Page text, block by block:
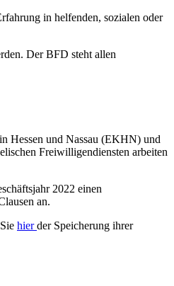
in helfenden, sozialen oder
Der BFD steht allen
Hessen und Nassau (EKHN) und
Freiwilligendiensten arbeiten
2022 einen
an.
hierder Speicherung ihrer